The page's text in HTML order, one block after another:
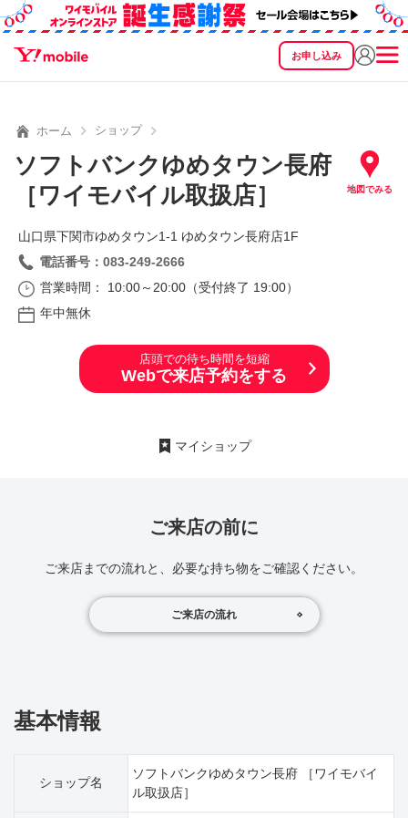
お申し込み
SEARCH
ホーム ショップ
ソフトバンクゆめタウン長府
［ワイモバイル取扱店］
地図でみる
山口県下関市ゆめタウン1‐1 ゆめタウン長府店1F
電話番号：083-249-2666
営業時間： 10:00～20:00（受付終了 19:00）
年中無休
店頭での待ち時間を短縮
Webで来店予約をする
マイショップ
ご来店の前に
ご来店までの流れと、必要な持ち物をご確認ください。
ご来店の流れ
基本情報
ショップ名
ソフトバンクゆめタウン長府 ［ワイモバイ
ル取扱店］